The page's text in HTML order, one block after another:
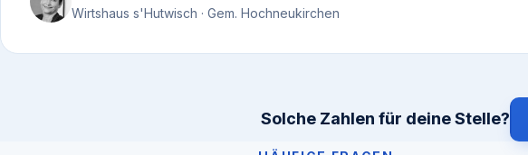
Wirtshaus s'Hutwisch · Gem. Hochneukirchen
Solche Zahlen für deine Stelle?